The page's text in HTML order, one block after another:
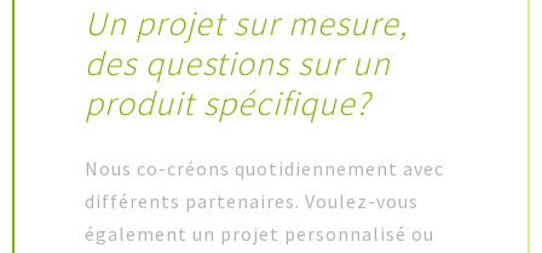
Un projet sur mesure,
des questions sur un
produit spécifique?
Nous co-créons quotidiennement avec
différents partenaires. Voulez-vous
également un projet personnalisé ou